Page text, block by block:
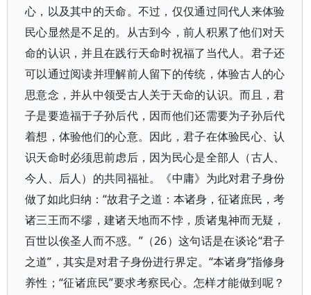
心，以及其中的天命。不过，仅仅通过同代人来体验
民心显然是不足的。从古到今，前人积累了他们对天
命的认识，并且在践行天命时祝福了当代人。君子还
可以通过阅读并理解前人留下的传统，体验古人的心
思意念，并从中领受古人关于天命的认识。而且，君
子是要造福于子孙后代，因而他们还需要为子孙后代
着想，体验他们的心意。因此，君子在体验民心、认
识天命时必须思前虑后，因为民心是全部人（古人、
今人、后人）的共同福祉。《中庸》为此对君子身份
做了如此归纳：“故君子之道：本诸身，征诸庶民，考
诸三王而不缪，建诸天地而不悖，质诸鬼神而无疑，
百世以俟圣人而不惑。”（26）这句话是在谈论“君子
之道”，其实是对君子身份进行界定。“本诸身”指修身
养性；“征诸庶民”要求考察民心。怎样才能做到呢？